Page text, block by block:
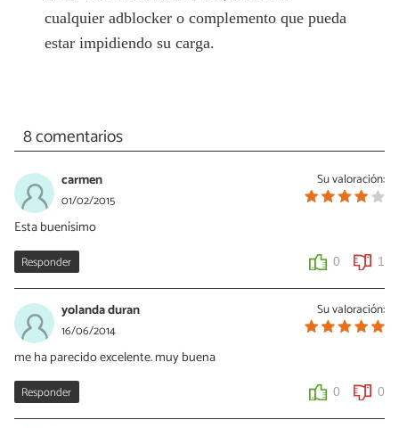
cualquier adblocker o complemento que pueda
estar impidiendo su carga.
8 comentarios
Su valoración:
carmen
01/02/2015
Esta buenísimo
Responder 0 1
Su valoración:
yolanda duran
16/06/2014
me ha parecido excelente. muy buena
Responder 0 0